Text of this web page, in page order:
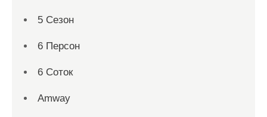
5 Сезон
6 Персон
6 Соток
Amway